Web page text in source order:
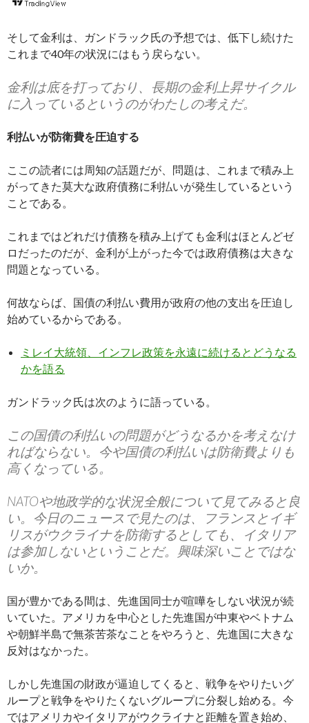
そして金利は、ガンドラック氏の予想では、低下し続けた
これまで40年の状況にはもう戻らない。
金利は底を打っており、長期の金利上昇サイクル
に入っているというのがわたしの考えだ。
利払いが防衛費を圧迫する
ここの読者には周知の話題だが、問題は、これまで積み上
がってきた莫大な政府債務に利払いが発生しているという
ことである。
これまではどれだけ債務を積み上げても金利はほとんどゼ
ロだったのだが、金利が上がった今では政府債務は大きな
問題となっている。
何故ならば、国債の利払い費用が政府の他の支出を圧迫し
始めているからである。
ミレイ大統領、インフレ政策を永遠に続けるとどうなる
かを語る
ガンドラック氏は次のように語っている。
この国債の利払いの問題がどうなるかを考えなけ
ればならない。今や国債の利払いは防衛費よりも
高くなっている。
NATOや地政学的な状況全般について見てみると良
い。今日のニュースで見たのは、フランスとイギ
リスがウクライナを防衛するとしても、イタリア
は参加しないということだ。興味深いことではな
いか。
国が豊かである間は、先進国同士が喧嘩をしない状況が続
いていた。アメリカを中心とした先進国が中東やベトナム
や朝鮮半島で無茶苦茶なことをやろうと、先進国に大きな
反対はなかった。
しかし先進国の財政が逼迫してくると、戦争をやりたいグ
ループと戦争をやりたくないグループに分裂し始める。今
ではアメリカやイタリアがウクライナと距離を置き始め、